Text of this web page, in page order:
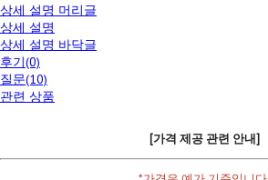
상세 설명 머리글
상세 설명
상세 설명 바닥글
후기(0)
질문(10)
관련 상품
[가격 제공 관련 안내]